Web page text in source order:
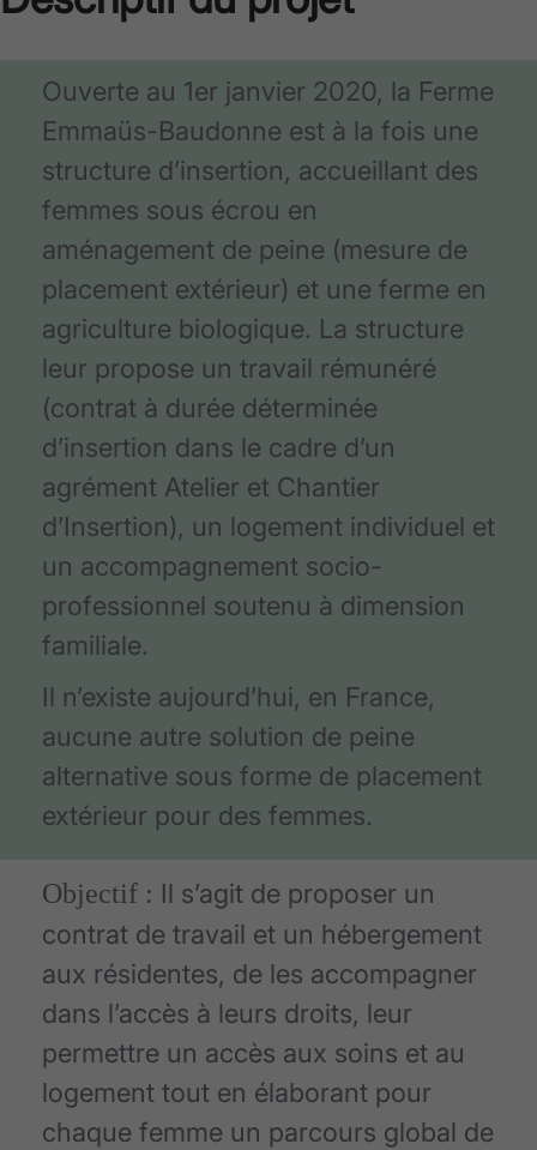
Ouverte au 1er janvier 2020, la Ferme
Emmaüs-Baudonne est à la fois une
structure d’insertion, accueillant des
femmes sous écrou en
aménagement de peine (mesure de
placement extérieur) et une ferme en
agriculture biologique. La structure
leur propose un travail rémunéré
(contrat à durée déterminée
d’insertion dans le cadre d’un
agrément Atelier et Chantier
d’Insertion), un logement individuel et
un accompagnement socio-
professionnel soutenu à dimension
familiale.
Il n’existe aujourd’hui, en France,
aucune autre solution de peine
alternative sous forme de placement
extérieur pour des femmes.
Objectif : Il s’agit de proposer un
contrat de travail et un hébergement
aux résidentes, de les accompagner
dans l’accès à leurs droits, leur
permettre un accès aux soins et au
logement tout en élaborant pour
chaque femme un parcours global de